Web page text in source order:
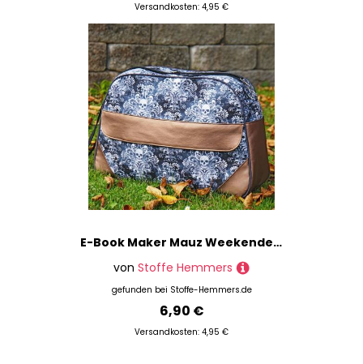
Versandkosten: 4,95 €
E-Book Maker Mauz Weekender Ally
von Stoffe Hemmers
gefunden bei Stoffe-Hemmers.de
6,90 €
Versandkosten: 4,95 €